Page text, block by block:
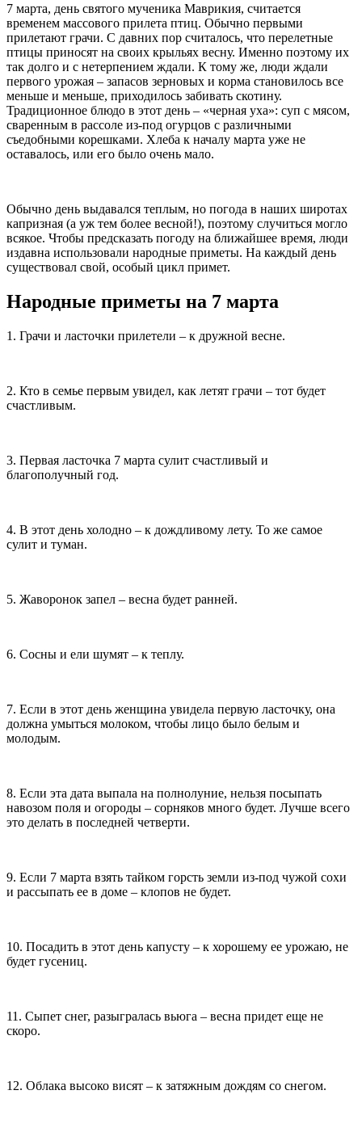
7 марта, день святого мученика Маврикия, считается
временем массового прилета птиц. Обычно первыми
прилетают грачи. С давних пор считалось, что перелетные
птицы приносят на своих крыльях весну. Именно поэтому их
так долго и с нетерпением ждали. К тому же, люди ждали
первого урожая – запасов зерновых и корма становилось все
меньше и меньше, приходилось забивать скотину.
Традиционное блюдо в этот день – «черная уха»: суп с мясом,
сваренным в рассоле из-под огурцов с различными
съедобными корешками. Хлеба к началу марта уже не
оставалось, или его было очень мало.
Обычно день выдавался теплым, но погода в наших широтах
капризная (а уж тем более весной!), поэтому случиться могло
всякое. Чтобы предсказать погоду на ближайшее время, люди
издавна использовали народные приметы. На каждый день
существовал свой, особый цикл примет.
Народные приметы на 7 марта
1. Грачи и ласточки прилетели – к дружной весне.
2. Кто в семье первым увидел, как летят грачи – тот будет
счастливым.
3. Первая ласточка 7 марта сулит счастливый и
благополучный год.
4. В этот день холодно – к дождливому лету. То же самое
сулит и туман.
5. Жаворонок запел – весна будет ранней.
6. Сосны и ели шумят – к теплу.
7. Если в этот день женщина увидела первую ласточку, она
должна умыться молоком, чтобы лицо было белым и
молодым.
8. Если эта дата выпала на полнолуние, нельзя посыпать
навозом поля и огороды – сорняков много будет. Лучше всего
это делать в последней четверти.
9. Если 7 марта взять тайком горсть земли из-под чужой сохи
и рассыпать ее в доме – клопов не будет.
10. Посадить в этот день капусту – к хорошему ее урожаю, не
будет гусениц.
11. Сыпет снег, разыгралась вьюга – весна придет еще не
скоро.
12. Облака высоко висят – к затяжным дождям со снегом.